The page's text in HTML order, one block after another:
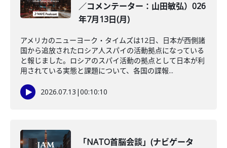
／コメンテーター：山田敏弘）026
年7月13日(月)
アメリカのニューヨーク・タイムズは12日、日本が西側諸
国から追放されたロシア人スパイの活動拠点になっている
と報じました。ロシアのスパイ活動の拠点として日本が利
用されている実態と課題について、各国の諜報...
2026.07.13 |00:10:10
「NATO首脳会談」(ナビゲータ